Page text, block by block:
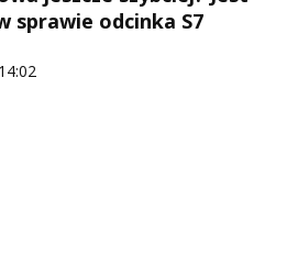
sprawie odcinka S7